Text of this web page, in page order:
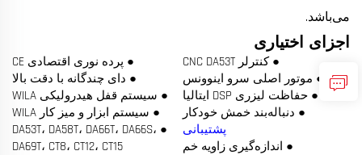
می‌باشد.
اجزای اختیاری
● کنترلر CNC DA53T
● موتور اصلی سرو اینوونس
● حفاظت لیزری DSP ایتالیا
● دنباله‌بند خمش خودکار
پشتیبانی
● اندازه‌گیری زاویه خم
● پرده نوری اقتصادی CE
● دای چندگانه با دقت بالا
● سیستم قفل هیدرولیکی WILA
● سیستم ابزار و میز کار WILA
● DA53T، DA58T، DA66T، DA66S،
DA69T، CT8، CT12، CT15